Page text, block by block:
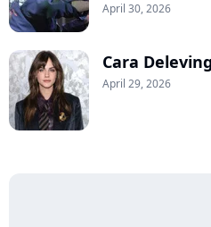
April 30, 2026
Cara
April 29, 2026